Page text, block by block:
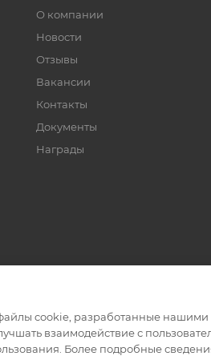
О компании
Новости
Отзывы
Вакансии
Контакты
Документы
Награды
магазин
cookie, разработанные нашими
взаимодействие с
Более подробные